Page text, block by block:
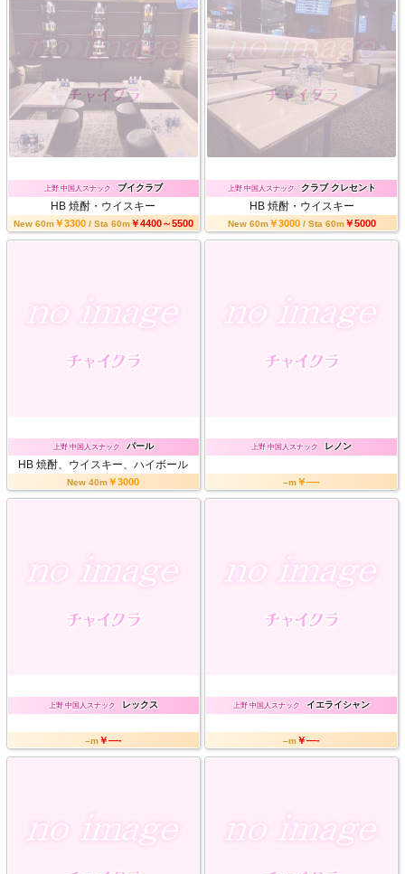
上野 中国人スナック ブイクラブ
HB焼酎・ウイスキー
New 60m￥3300/ Sta 60m￥4400～5500
上野 中国人スナック クラブ クレセント
HB 焼酎・ウイスキー
New 60m￥3000/ Sta 60m￥5000
上野 中国人スナック パール
HB焼酎、ウイスキー、ハイボール
New 40m￥3000
上野 中国人スナック レノン
–m￥—-
上野 中国人スナック レックス
–m￥—-
上野 中国人スナック イエライシャン
–m￥—-